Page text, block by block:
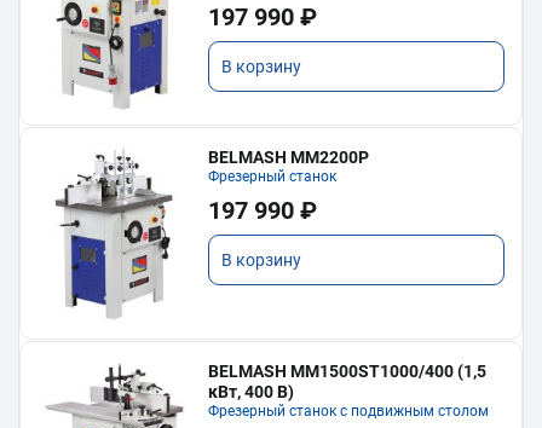
197 990 ₽
В корзину
BELMASH MM2200P
Фрезерный станок
197 990 ₽
В корзину
BELMASH MM1500ST1000/400 (1,5
кВт, 400 В)
Фрезерный станок с подвижным столом